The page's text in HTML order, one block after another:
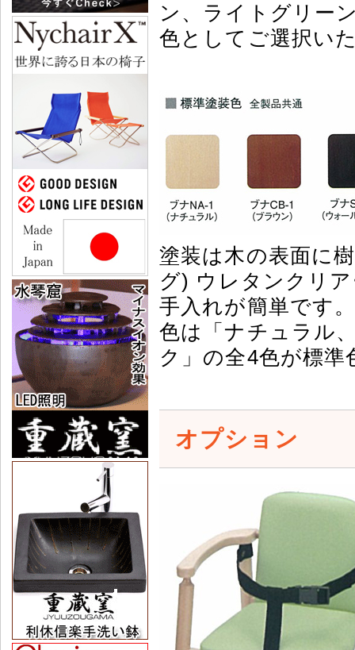
ン、ライトグリー
色としてご選択い
塗装は木の表面に
グ) ウレタンクリ
手入れが簡単です
色は「ナチュラル
ク」の全4色が標
オプション